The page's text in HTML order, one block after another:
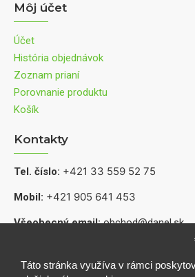
Táto stránka využíva v rámci
Môj účet
Účet
História objednávok
Zoznam prianí
Porovnanie produktu
Košík
Kontakty
Tel. číslo: +421 33 559 52 75
Mobil: +421 905 641 453
Všeobecný email:obchod@danel.sk
shop@danel.sk